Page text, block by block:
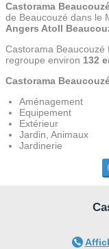
Castorama
de Beaucouzé dans le
Angers Atoll
Castorama
regroupe environ 132
Castorama
Aménagement
Equipement
Extérieur
Jardin, Animaux
Jardinerie